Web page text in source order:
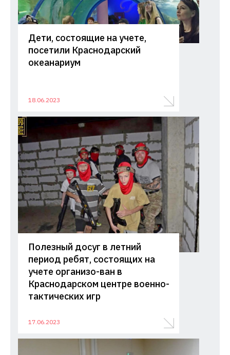
Дети, состоящие на учете,
посетили Краснодарский
океанариум
18.06.2023
Полезный досуг в летний
период ребят, состоящих на
учете организо-ван в
Краснодарском центре военно-
тактических игр
17.06.2023